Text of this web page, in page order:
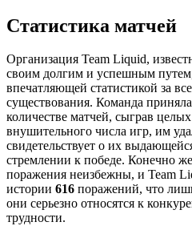
Статистика матчей
Организация Team Liquid,
своим долгим и успешным
впечатляющей статистикой за
существования. Команда
количестве матчей, сыграв целых
внушительного числа игр, им
свидетельствует о их
стремлении к победе. Конечно
поражения неизбежны, и Team
истории 616 поражений, что
они серьезно относятся к
трудности.